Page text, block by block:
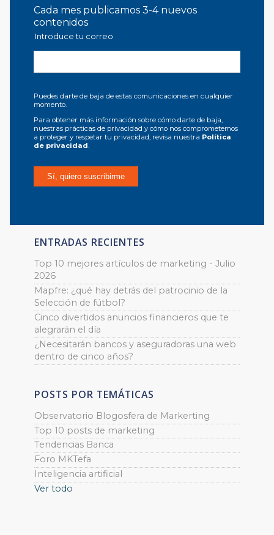
Cada mes publicamos 3-4 nuevos
contenidos
Introduce tu correo
Puedes darte de baja de estas comunicaciones en cualquier
momento.
Para obtener más información sobre cómo darte de baja,
nuestras prácticas de privacidad y cómo nos comprometemos
a proteger y respetar tu privacidad, revisa nuestra Política
de privacidad.
ENTRADAS RECIENTES
Top 10 mejores artículos de marketing - Julio
2026
Mapfre: ¿qué hay detrás del patrocinio de la
Selección de fútbol?
Cinco divertidos anuncios financieros que te
alegrarán el día
¿Necesitarán bancos y aseguradoras una web
dentro de cinco años?
POSTS POR TEMÁTICAS
Observatorio Blogosfera de Markerting
Top 10 posts de marketing
Tendencias Banca
Foro MKTefa
Inteligencia artificial
Ver todo